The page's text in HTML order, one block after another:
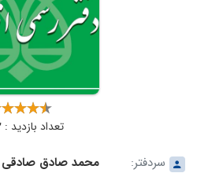
تعداد بازدید : 6582
سردفتر:
محمد صادق صادقی